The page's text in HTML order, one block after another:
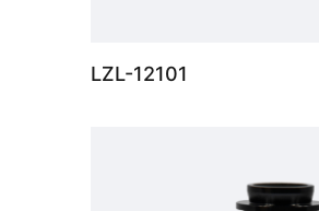
LZL-12101